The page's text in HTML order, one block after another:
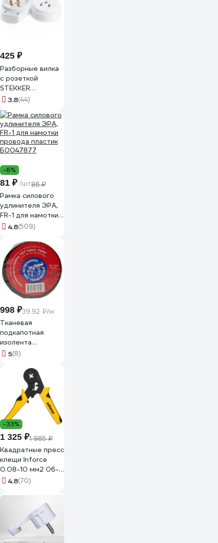
цвет черный iTOK
i-KI-KR-
425 ₽
Разборные вилка
с розеткой
STEKKER
открытой
плит с
заземлением, 32А,
белый PPG32-52-
20 39469
3.8(44)
-6%
81 ₽ /шт86 ₽
Рамка силового
удлинителя ЭРА,
FR-1 для намотки
провода пластик
4.8(509)
998 ₽39.92 ₽/м
Тканевая
подкапотная
изолента
Terminator Izt
25м, толщина
0,25мм 2000832
5(8)
-33%
1 325 ₽1 985 ₽
Квадратные пресс
клещи Inforce
0.08-10 мм2 06-
19-10
4.8(70)